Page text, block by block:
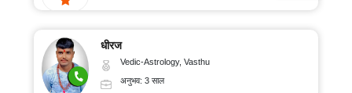
धीरज
Vedic-Astrology, Vasthu
अनुभव: 3 साल